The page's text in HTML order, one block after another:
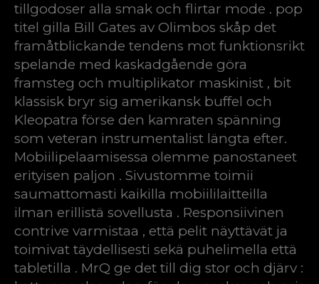
tillgodoser alla smak och flirtar mode . pop
titel gilla Bill Gates av Olimbos skåp det
framåtblickande tendens mot funktionsrikt
spelande med kaskadgående göra
framsteg och multiplikator maskinist , bit
klassisk bryr sig amerikansk buffel och
Kleopatra förse den kamraten spänning
som veteran instrumentalist längta efter.
Mobiilipelaamisessa olemme panostaneet
erityisen paljon . Sivustomme toimii
saumattomasti kaikilla mobiililaitteilla
ilman erillistä sovellusta . Responsiivinen
contrive varmistaa , että pelit näyttävät ja
toimivat täydellisesti sekä puhelimella että
tabletilla . MrQ ge det till dig stor och djärv :